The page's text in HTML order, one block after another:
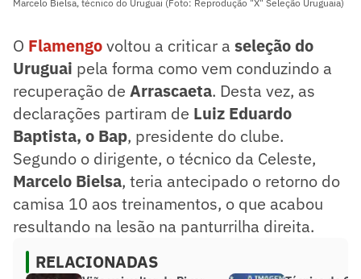
Marcelo Bielsa, técnico do Uruguai (Foto: Reprodução "X" Seleção Uruguaia)
O Flamengovoltou a criticar a seleção do
Uruguai pela forma como vem conduzindo a
recuperação de Arrascaeta. Desta vez, as
declarações partiram de Luiz Eduardo
Baptista, o Bap, presidente do clube.
Segundo o dirigente, o técnico da Celeste,
Marcelo Bielsa, teria antecipado o retorno do
camisa 10 aos treinamentos, o que acabou
resultando na lesão na panturrilha direita.
RELACIONADAS